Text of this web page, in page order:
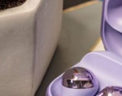
que li, aceito e concordo com os